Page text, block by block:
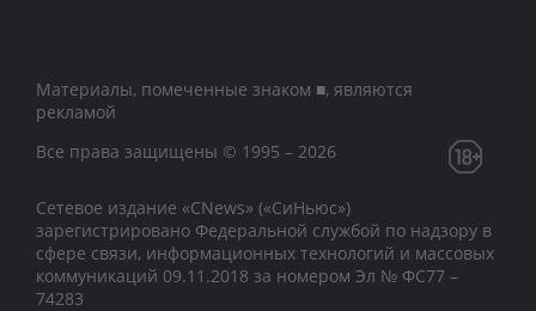
Материалы, помеченные знаком ■, являются
рекламой
Все права защищены © 1995 – 2026
Сетевое издание «CNews» («СиНьюс»)
зарегистрировано Федеральной службой по надзору в
сфере связи, информационных технологий и массовых
коммуникаций 09.11.2018 за номером Эл № ФС77 –
74283